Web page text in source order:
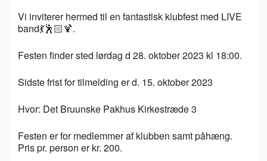
Vi inviterer hermed til en fantastisk klubfest med LIVE
band💃🕺🏻🍹.
Festen finder sted lørdag d 28. oktober 2023 kl 18:00.
Sidste frist for tilmelding er d. 15. oktober 2023
Hvor: Det Bruunske Pakhus Kirkestræde 3
Festen er for medlemmer af klubben samt påhæng.
Pris pr. person er kr. 200.